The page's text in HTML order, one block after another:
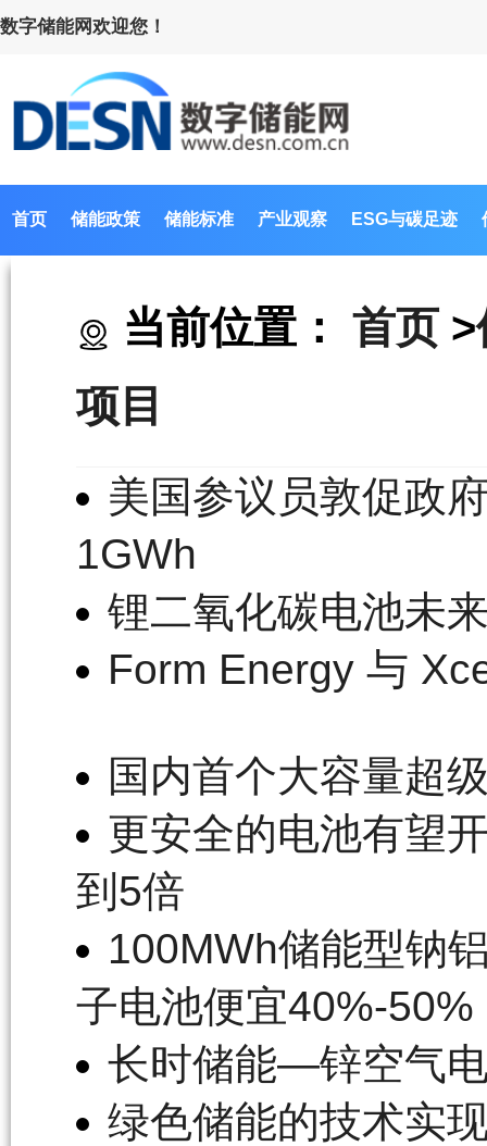
数字储能网欢迎您！
首页 储能政策 储能标准 产业观察 ESG与碳足迹
当前位置： 首页 >
项目
美国参议员敦促政
1GWh
锂二氧化碳电池未
Form Energy 与
国内首个大容量超
更安全的电池有望
到5倍
100MWh储能型钠
子电池便宜40%-50%
长时储能—锌空气
绿色储能的技术实